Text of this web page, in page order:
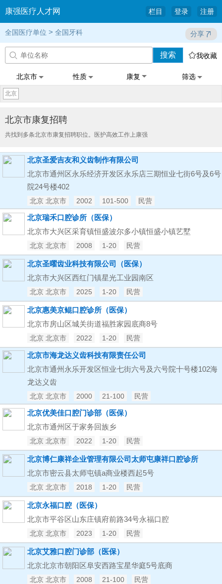
康强医疗人才网 栏目 登录 注册
全国医疗单位 > 全国牙科 分享
 搜索 我收藏
北京市 性质 康复 筛选
北京
北京市康复招聘
共找到多条北京市康复招聘职位。医护高效工作上康强
北京圣爱吉友和义齿制作有限公司
北京市通州区永乐经济开发区永乐店三期恒业七街6号及6号
院24号楼402
北京 北京市 2002 101-500 民营
北京瑞禾口腔诊所（医保）
北京市大兴区采育镇恒盛波尔多小镇恒盛小镇艺墅
北京 北京市 2008 1-20 民营
北京圣曜齿业科技有限公司（医保）
北京市大兴区西红门镇星光工业园南区
北京 北京市 2025 1-20 民营
北京惠美京鲲口腔诊所（医保）
北京市房山区城关街道福胜家园底商8号
北京 北京市 2022 1-20 民营
北京市海龙达义齿科技有限责任公司
北京市通州永乐开发区恒业七街六号及六号院十号楼102海
龙达义齿
北京 北京市 2000 21-100 民营
北京优美佳口腔门诊部（医保）
北京市通州区于家务回族乡
北京 北京市 2022 1-20 民营
北京博仁康祥企业管理有限公司太师屯康祥口腔诊所
北京市密云县太师屯镇a商业楼西起5号
北京 北京市 2018 1-20 民营
北京永福口腔（医保）
北京市平谷区山东庄镇府前路34号永福口腔
北京 北京市 2023 1-20 民营
北京艾雅口腔门诊部（医保）
北京北京市朝阳区阜安西路宝星华庭5号底商
北京 北京市 2008 21-100 民营